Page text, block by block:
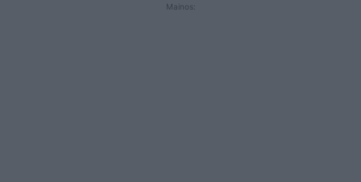
Mainos: